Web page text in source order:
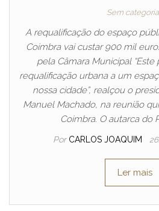
Sem categoria
A requalificação do espaço
Coimbra vai custar 900 mil
pela Câmara Municipal
requalificação urbana a um
nossa cidade”, realçou o
Manuel Machado, na reunião
Coimbra. O autarca do
Por CARLOS JOAQUIM
Ler mais